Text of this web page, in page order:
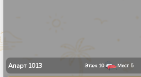
Апарт 1013 Этаж 10 Мест 5